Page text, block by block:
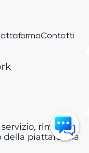
Contatti
rimborsi
della piattaforma